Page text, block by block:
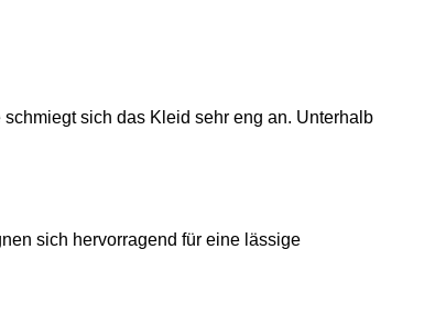
sich das Kleid sehr eng an. Unterhalb
sich hervorragend für eine lässige